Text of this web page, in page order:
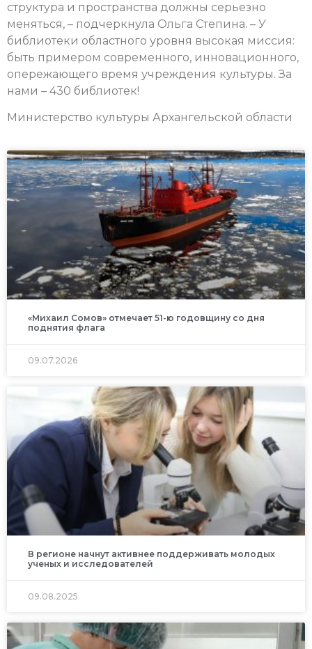
структура и пространства должны серьезно
меняться, – подчеркнула Ольга Степина. – У
библиотеки областного уровня высокая миссия:
быть примером современного, инновационного,
опережающего время учреждения культуры. За
нами – 430 библиотек!
Министерство культуры Архангельской области
«Михаил Сомов» отмечает 51-ю годовщину со дня
поднятия флага
09.07.2026
В регионе начнут активнее поддерживать молодых
ученых и исследователей
09.08.2025